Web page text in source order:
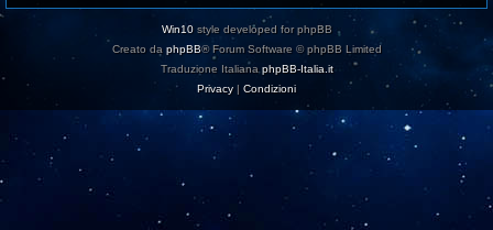
Win10style developed for phpBB
Creato da phpBB® Forum Software © phpBB Limited
Traduzione Italiana phpBB-Italia.it
Privacy | Condizioni